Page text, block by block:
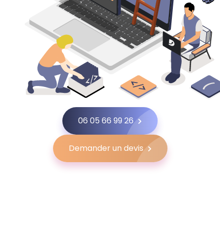
06 05 66 99 26
Demander un devis